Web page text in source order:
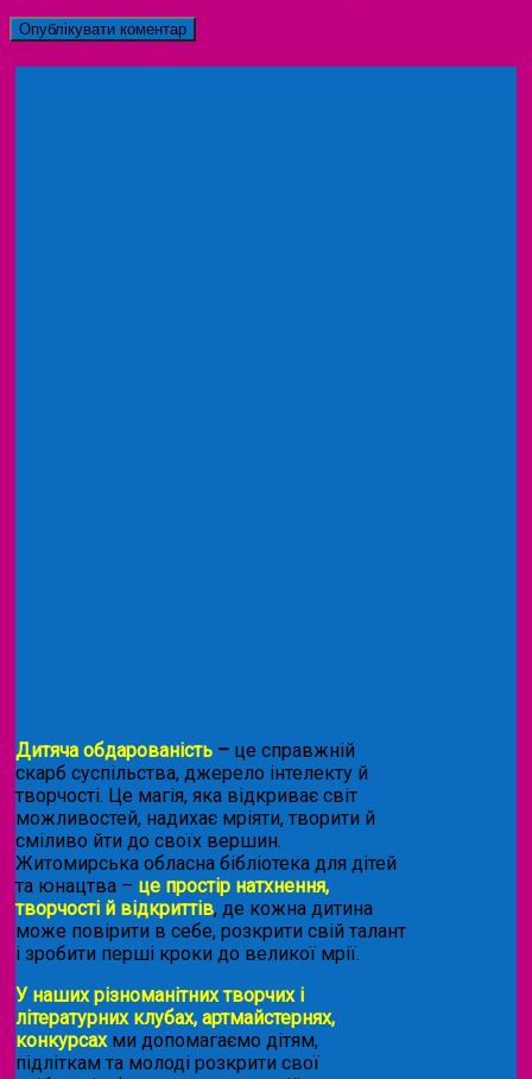
Дитяча обдарованість – це справжній
скарб суспільства, джерело інтелекту й
творчості. Це магія, яка відкриває світ
можливостей, надихає мріяти, творити й
сміливо йти до своїх вершин.
Житомирська обласна бібліотека для дітей
та юнацтва – це простір натхнення,
творчості й відкриттів, де кожна дитина
може повірити в себе, розкрити свій талант
і зробити перші кроки до великої мрії.
У наших різноманітних творчих і
літературних клубах, артмайстернях,
конкурсахми допомагаємо дітям,
підліткам та молоді розкрити свої